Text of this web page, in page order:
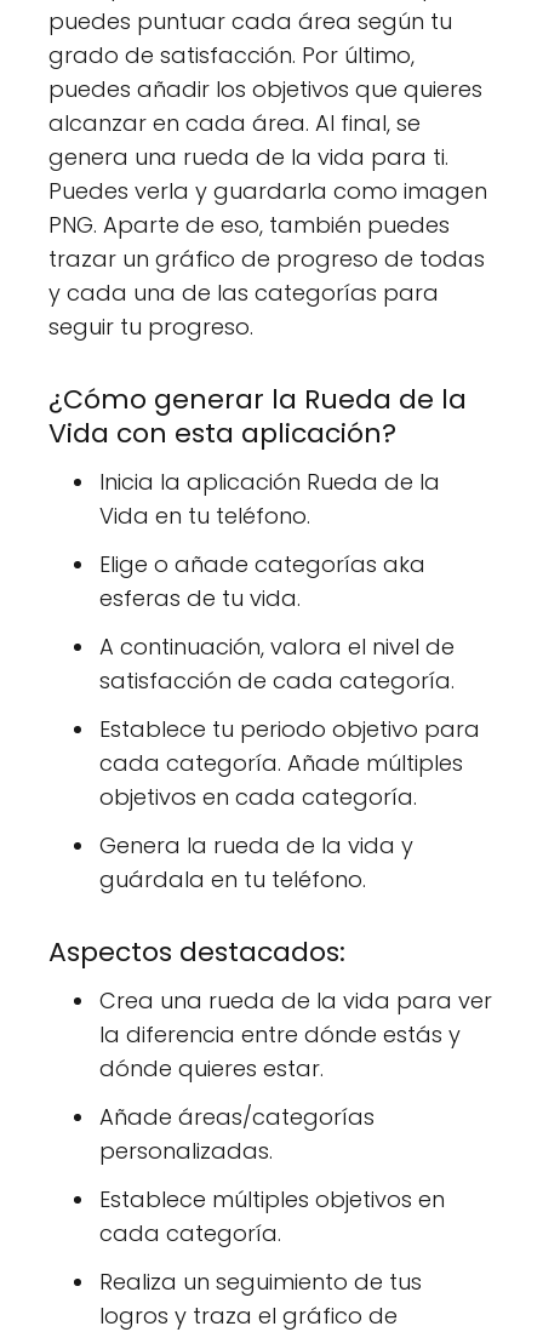
puedes puntuar cada área según tu
grado de satisfacción. Por último,
puedes añadir los objetivos que quieres
alcanzar en cada área. Al final, se
genera una rueda de la vida para ti.
Puedes verla y guardarla como imagen
PNG. Aparte de eso, también puedes
trazar un gráfico de progreso de todas
y cada una de las categorías para
seguir tu progreso.
¿Cómo generar la Rueda de la
Vida con esta aplicación?
Inicia la aplicación Rueda de la
Vida en tu teléfono.
Elige o añade categorías aka
esferas de tu vida.
A continuación, valora el nivel de
satisfacción de cada categoría.
Establece tu periodo objetivo para
cada categoría. Añade múltiples
objetivos en cada categoría.
Genera la rueda de la vida y
guárdala en tu teléfono.
Aspectos destacados:
Crea una rueda de la vida para ver
la diferencia entre dónde estás y
dónde quieres estar.
Añade áreas/categorías
personalizadas.
Establece múltiples objetivos en
cada categoría.
Realiza un seguimiento de tus
logros y traza el gráfico de